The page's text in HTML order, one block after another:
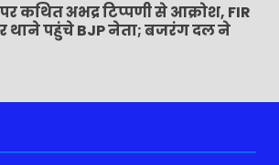
कथित अभद्र टिप्पणी से आक्रोश, FIR
थाने पहुंचे BJP नेता; बजरंग दल ने